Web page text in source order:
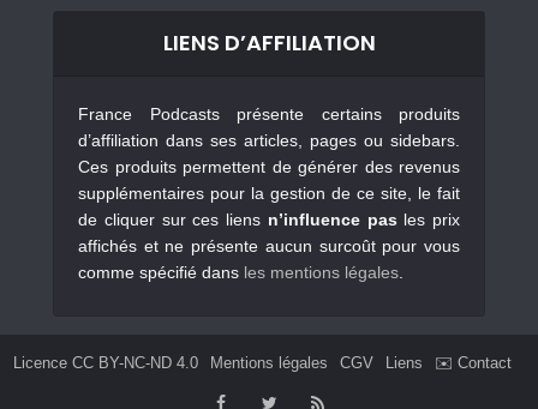
LIENS D’AFFILIATION
France Podcasts présente certains produits
d’affiliation dans ses articles, pages ou sidebars.
Ces produits permettent de générer des revenus
supplémentaires pour la gestion de ce site, le fait
de cliquer sur ces liens n’influence pas les prix
affichés et ne présente aucun surcoût pour vous
comme spécifié dans les mentions légales
Licence CC BY-NC-ND 4.0 Mentions légales CGV Liens ✉️ Contact